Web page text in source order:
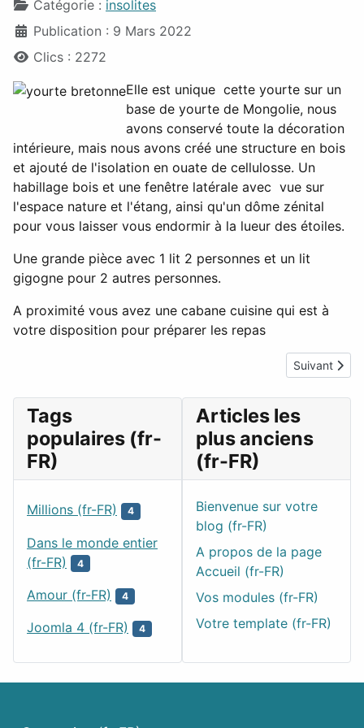
Catégorie : insolites
Publication : 9 Mars 2022
Clics : 2272
Elle est unique cette yourte sur un
base de yourte de Mongolie, nous
avons conservé toute la décoration
intérieure, mais nous avons créé une structure en bois
et ajouté de l'isolation en ouate de cellulosse. Un
habillage bois et une fenêtre latérale avec vue sur
l'espace nature et l'étang, ainsi qu'un dôme zénital
pour vous laisser vous endormir à la lueur des étoiles.
Une grande pièce avec 1 lit 2 personnes et un lit
gigogne pour 2 autres personnes.
A proximité vous avez une cabane cuisine qui est à
votre disposition pour préparer les repas
Article
Suivant
Tags
populaires (fr-
FR)
Millions (fr-FR) 4
Dans le monde entier
(fr-FR)
4
Amour (fr-FR) 4
Joomla 4 (fr-FR) 4
Articles les
plus anciens
(fr-FR)
Bienvenue sur votre
blog (fr-FR)
A propos de la page
Accueil (fr-FR)
Vos modules (fr-FR)
Votre template (fr-FR)